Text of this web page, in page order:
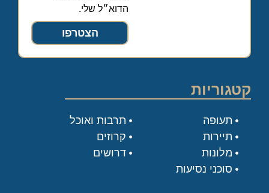
הדוא״ל שלי.
הצטרפו
קטגוריות
תעופה
תיירות
מלונות
סוכני נסיעות
תרבות ואוכל
קרוזים
דרושים